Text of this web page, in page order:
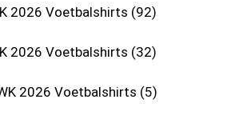
2026 Voetbalshirts 92
2026 Voetbalshirts 32
2026 Voetbalshirts 5